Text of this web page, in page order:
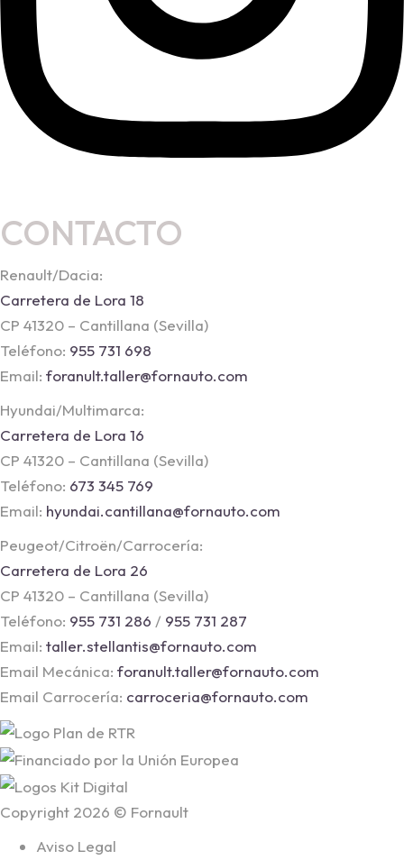
CONTACTO
Renault/Dacia:
Carretera de Lora 18
CP 41320 – Cantillana (Sevilla)
Teléfono: 955 731 698
Email: foranult.taller@fornauto.com
Hyundai/Multimarca:
Carretera de Lora 16
CP 41320 – Cantillana (Sevilla)
Teléfono: 673 345 769
Email: hyundai.cantillana@fornauto.com
Peugeot/Citroën/Carrocería:
Carretera de Lora 26
CP 41320 – Cantillana (Sevilla)
Teléfono: 955 731 286 / 955 731 287
Email: taller.stellantis@fornauto.com
Email Mecánica: foranult.taller@fornauto.com
Email Carrocería: carroceria@fornauto.com
Copyright 2026 © Fornault
Aviso Legal